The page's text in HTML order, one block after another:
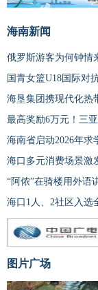
海南新闻
俄罗斯游客为何钟情
国青女篮U18国际对
海垦集团携现代化热
最高奖励6万元！三
海南省启动2026年求
海口多元消费场景激
“阿侬”在骑楼用外语
海口1人、2社区入选
图片广场